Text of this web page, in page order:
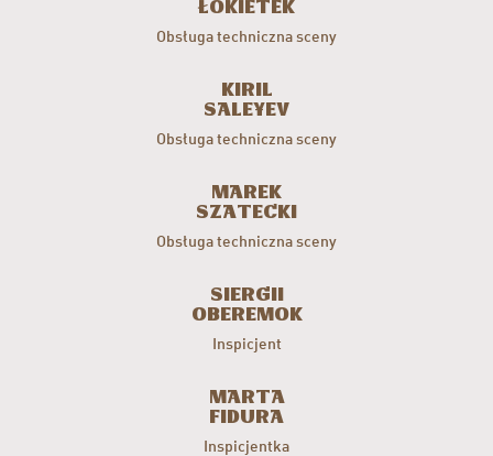
Łokietek
Obsługa techniczna sceny
Kiril
Saleyev
Obsługa techniczna sceny
Marek
Szatecki
Obsługa techniczna sceny
Siergii
Oberemok
Inspicjent
Marta
Fidura
Inspicjentka